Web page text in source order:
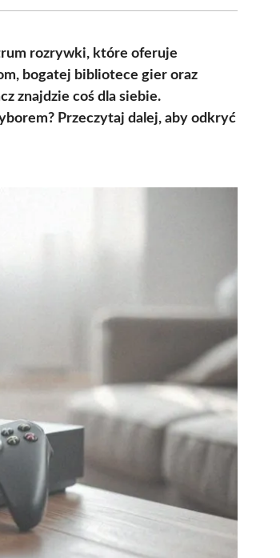
(Twitter)
rozrywki, które oferuje
bogatej bibliotece gier oraz
znajdzie coś dla siebie.
Przeczytaj dalej, aby odkryć